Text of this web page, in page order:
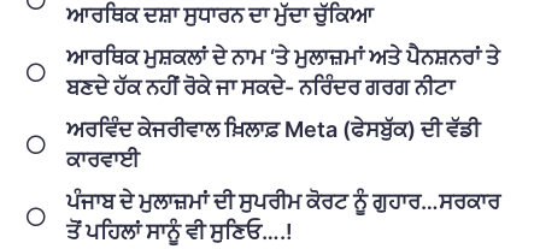
ਆਰਥਿਕ ਦਸ਼ਾ ਸੁਧਾਰਨ ਦਾ ਮੁੱਦਾ ਚੁੱਕਿਆ
ਆਰਥਿਕ ਮੁਸ਼ਕਲਾਂ ਦੇ ਨਾਮ ‘ਤੇ ਮੁਲਾਜ਼ਮਾਂ ਅਤੇ ਪੈਨਸ਼ਨਰਾਂ ਤੇ
ਬਣਦੇ ਹੱਕ ਨਹੀਂ ਰੋਕੇ ਜਾ ਸਕਦੇ- ਨਰਿੰਦਰ ਗਰਗ ਨੀਟਾ
ਅਰਵਿੰਦ ਕੇਜਰੀਵਾਲ ਖ਼ਿਲਾਫ਼ Meta (ਫੇਸਬੁੱਕ) ਦੀ ਵੱਡੀ
ਕਾਰਵਾਈ
ਪੰਜਾਬ ਦੇ ਮੁਲਾਜ਼ਮਾਂ ਦੀ ਸੁਪਰੀਮ ਕੋਰਟ ਨੂੰ ਗੁਹਾਰ…ਸਰਕਾਰ
ਤੋਂ ਪਹਿਲਾਂ ਸਾਨੂੰ ਵੀ ਸੁਣਿਓ….!